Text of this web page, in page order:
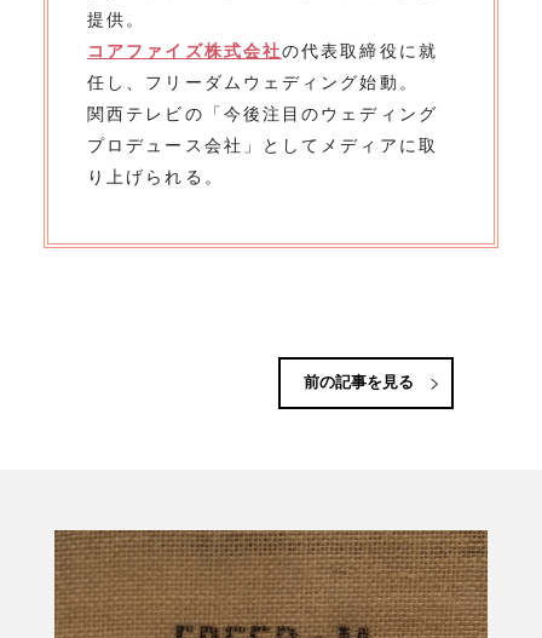
提供。
コアファイズ株式会社の代表取締役に就
任し、フリーダムウェディング始動。
関西テレビの「今後注目のウェディング
プロデュース会社」としてメディアに取
り上げられる。
前の記事を見る